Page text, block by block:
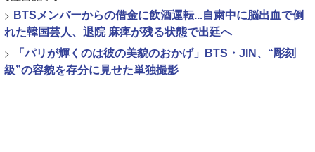
> BTSメンバーからの借金に飲酒運転...自粛中に脳出血で倒
れた韓国芸人、退院 麻痺が残る状態で出廷へ
>
「パリが輝くのは彼の美貌のおかげ」BTS・JIN、“彫刻
級”の容貌を存分に見せた単独撮影